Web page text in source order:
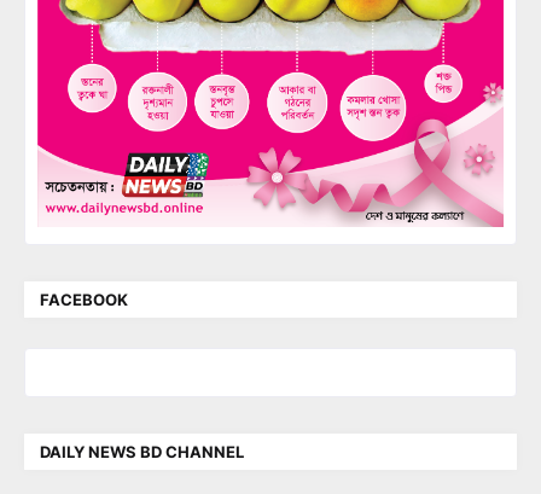
FACEBOOK
DAILY NEWS BD CHANNEL